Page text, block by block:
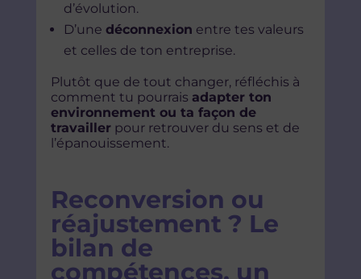
d’évolution.
D’une déconnexion entre tes valeurs
et celles de ton entreprise.
Plutôt que de tout changer, réfléchis à
comment tu pourrais adapter ton
environnement ou ta façon de
travaillerpour retrouver du sens et de
l’épanouissement.
Reconversion ou
réajustement ? Le
bilan de
compétences, un